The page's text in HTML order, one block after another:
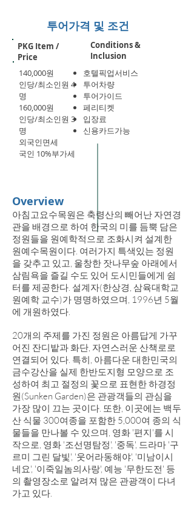
투어가격 및 조건
140,000원
인당/최소인원 4
명
160,000원
​인당/최소인원 3
명
외국인면세
​국인 10%부가세
호텔픽업서비스
투어차량
투어가이드
페리티켓
입장료
신용카드가능
PKG Item /
Price
Conditions &
Inclusion
Overview
아침고요수목원은 축령산의 빼어난 자연경
관을 배경으로 하여 한국의 미를 듬뿍 담은
정원들을 원예학적으로 조화시켜 설계한
원예수목원이다. 여러가지 특색있는 정원
을 갖추고 있고, 울창한 잣나무숲 아래에서
삼림욕을 즐길 수도 있어 도시민들에게 쉼
터를 제공한다. 설계자(한상경, 삼육대학교
원예학 교수)가 명명하였으며, 1996년 5월
에 개원하였다.
20개의 주제를 가진 정원은 아름답게 가꾸
어진 잔디밭과 화단, 자연스러운 산책로로
연결되어 있다. 특히, 아름다운 대한민국의
금수강산을 실제 한반도지형 모양으로 조
성하여 최고 절정의 꽃으로 표현한 하경정
원(Sunken Garden)은 관광객들의 관심을
가장 많이 끄는 곳이다. 또한, 이곳에는 백두
산 식물 300여종을 포함한 5,000여 종의 식
물들을 만나볼 수 있으며, 영화 '편지'를 시
작으로, 영화 '조선명탐정', '중독', 드라마 '구
르미 그린 달빛', '웃어라동해야', '미남이시
네요', '이죽일놈의사랑', 예능 '무한도전' 등
의 촬영장소로 알려져 많은 관광객이 다녀
가고 있다.